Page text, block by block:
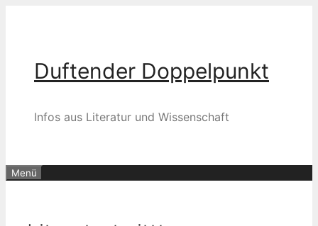
Duftender Doppelpunkt
Infos aus Literatur und Wissenschaft
Menü